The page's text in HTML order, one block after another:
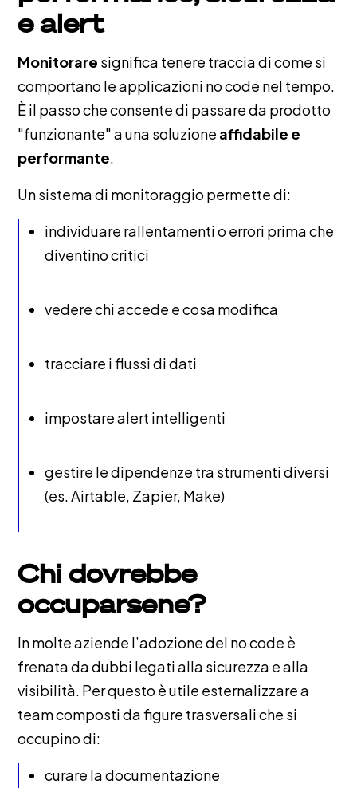
e alert
Monitorare significa tenere traccia di come si
comportano le applicazioni no code nel tempo.
È il passo che consente di passare da prodotto
"funzionante" a una soluzione affidabile e
performante.
Un sistema di monitoraggio permette di:
individuare rallentamenti o errori prima che
diventino critici
vedere chi accede e cosa modifica
tracciare i flussi di dati
impostare alert intelligenti
gestire le dipendenze tra strumenti diversi
(es. Airtable, Zapier, Make)
Chi dovrebbe
occuparsene?
In molte aziende l’adozione del no code è
frenata da dubbi legati alla sicurezza e alla
visibilità. Per questo è utile esternalizzare a
team composti da figure trasversali che si
occupino di:
curare la documentazione